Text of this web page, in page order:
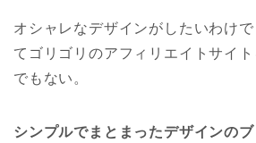
オシャレなデザインがしたいわけ
てゴリゴリのアフィリエイトサイ
でもない。
シンプルでまとまったデザインのブ